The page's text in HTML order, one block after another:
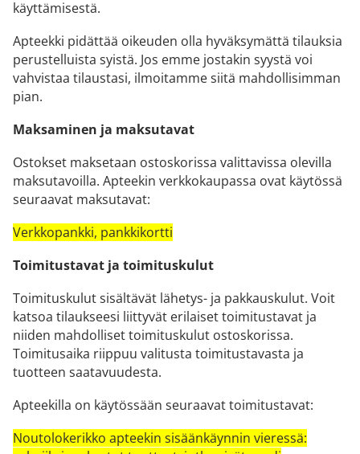
käyttämisestä.
Apteekki pidättää oikeuden olla hyväksymättä tilauksia
perustelluista syistä. Jos emme jostakin syystä voi
vahvistaa tilaustasi, ilmoitamme siitä mahdollisimman
pian.
Maksaminen ja maksutavat
Ostokset maksetaan ostoskorissa valittavissa olevilla
maksutavoilla. Apteekin verkkokaupassa ovat käytössä
seuraavat maksutavat:
Verkkopankki, pankkikortti
Toimitustavat ja toimituskulut
Toimituskulut sisältävät lähetys- ja pakkauskulut. Voit
katsoa tilaukseesi liittyvät erilaiset toimitustavat ja
niiden mahdolliset toimituskulut ostoskorissa.
Toimitusaika riippuu valitusta toimitustavasta ja
tuotteen saatavuudesta.
Apteekilla on käytössään seuraavat toimitustavat:
Noutolokerikko apteekin sisäänkäynnin vieressä: